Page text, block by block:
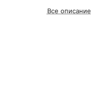
Все описание